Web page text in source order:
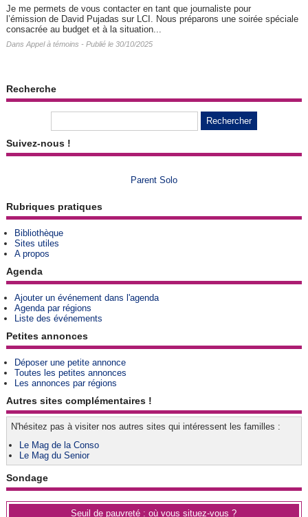
Je me permets de vous contacter en tant que journaliste pour
l’émission de David Pujadas sur LCI. Nous préparons une soirée spéciale
consacrée au budget et à la situation...
Dans Appel à témoins - Publié le 30/10/2025
Recherche
Suivez-nous !
Parent Solo
Rubriques pratiques
Bibliothèque
Sites utiles
A propos
Agenda
Ajouter un événement dans l'agenda
Agenda par régions
Liste des événements
Petites annonces
Déposer une petite annonce
Toutes les petites annonces
Les annonces par régions
Autres sites complémentaires !
N'hésitez pas à visiter nos autres sites qui intéressent les familles :
Le Mag de la Conso
Le Mag du Senior
Sondage
Seuil de pauvreté : où vous situez-vous ?